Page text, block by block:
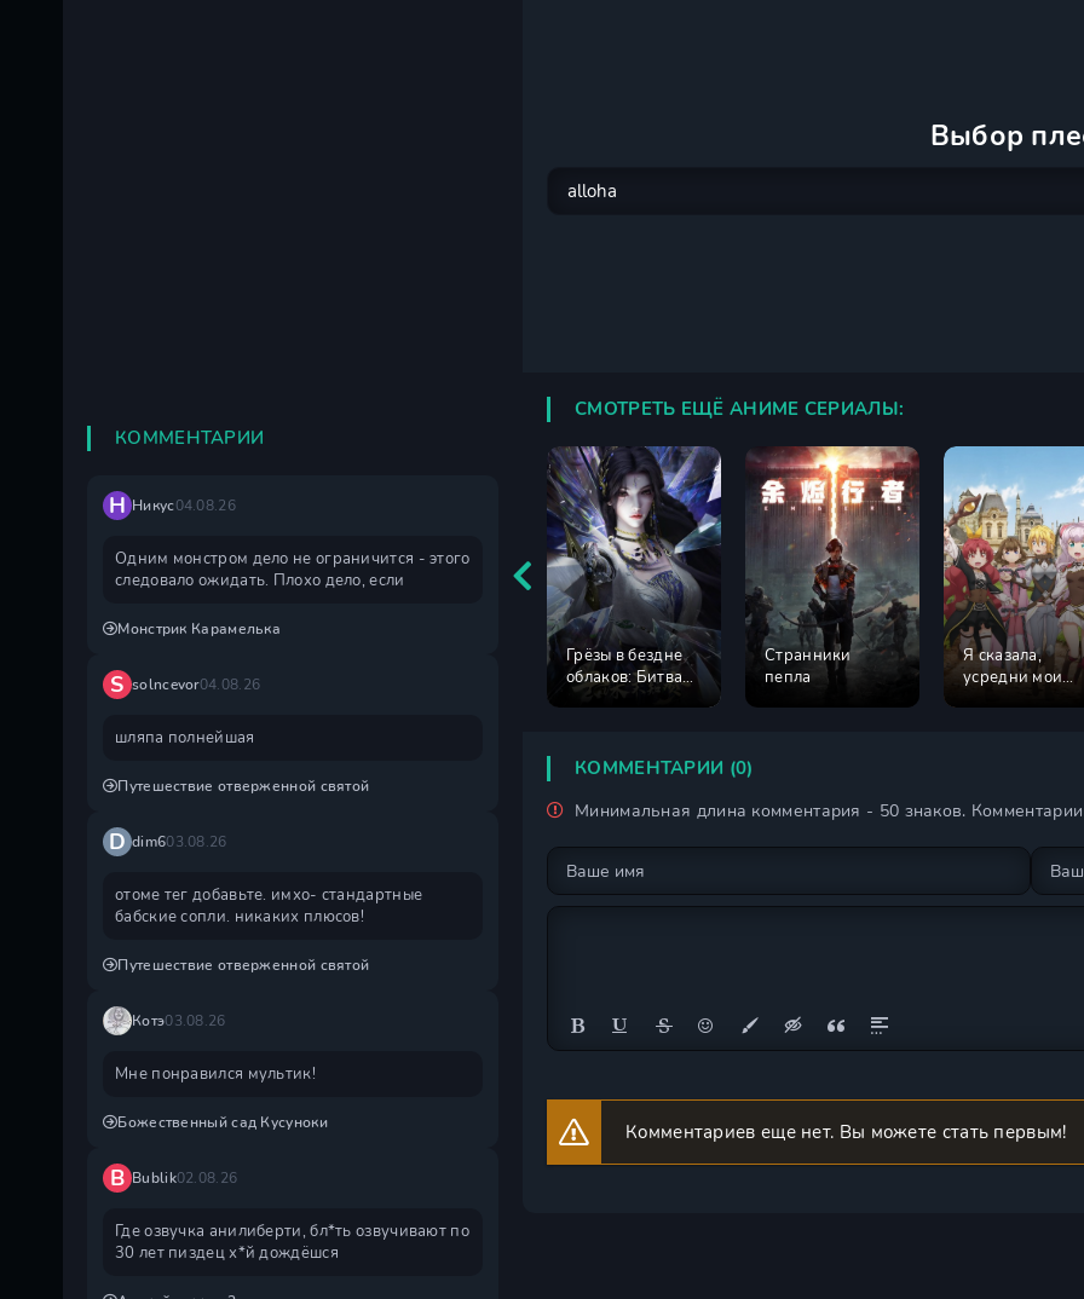
Выбор
СМОТРЕТЬ ЕЩЁ АНИМЕ СЕРИАЛЫ:
Грёзы в бездне
облаков: Битва
при Чжумине
Странники
пепла
Я сказала,
усредни мои
КОММЕНТАРИИ (0)
Минимальная длина комментария - 50 знаков.
Комментариев еще нет. Вы можете стать первым!
КОММЕНТАРИИ
Н Никус04.08.26
Одним монстром дело не ограничится - этого
следовало ожидать. Плохо дело, если
Монстрик Карамелька
S solncevor04.08.26
шляпа полнейшая
Путешествие отверженной святой
D dim603.08.26
отоме тег добавьте. имхо- стандартные
бабские сопли. никаких плюсов!
Путешествие отверженной святой
Котэ03.08.26
Мне понравился мультик!
Божественный сад Кусуноки
B Bublik02.08.26
Где озвучка анилиберти, бл*ть озвучивают по
30 лет пиздец х*й дождëшся